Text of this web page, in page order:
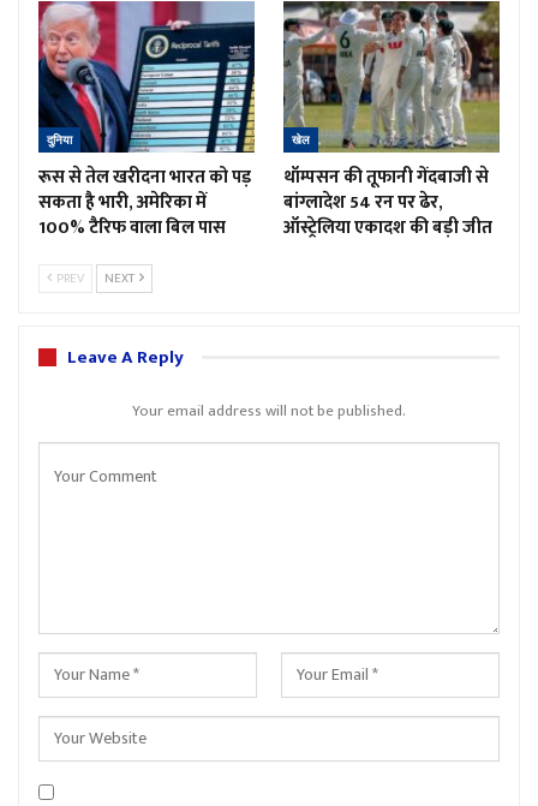
दुनिया
रूस से तेल खरीदना भारत को पड़
सकता है भारी, अमेरिका में
100% टैरिफ वाला बिल पास
खेल
थॉम्पसन की तूफानी गेंदबाजी से
बांग्लादेश 54 रन पर ढेर,
ऑस्ट्रेलिया एकादश की बड़ी जीत
PREV NEXT
Leave A Reply
Your email address will not be published.